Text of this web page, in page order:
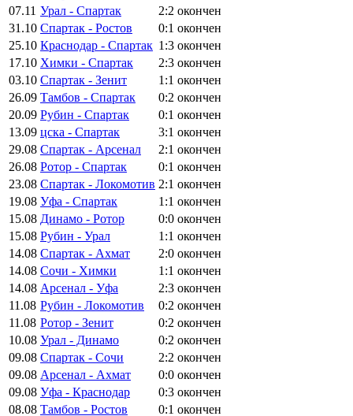
07.11 Урал - Спартак 2:2 окончен
31.10 Спартак - Ростов 0:1 окончен
25.10 Краснодар - Спартак 1:3 окончен
17.10 Химки - Спартак 2:3 окончен
03.10 Спартак - Зенит 1:1 окончен
26.09 Тамбов - Спартак 0:2 окончен
20.09 Рубин - Спартак 0:1 окончен
13.09 цска - Спартак 3:1 окончен
29.08 Спартак - Арсенал 2:1 окончен
26.08 Ротор - Спартак 0:1 окончен
23.08 Спартак - Локомотив 2:1 окончен
19.08 Уфа - Спартак 1:1 окончен
15.08 Динамо - Ротор 0:0 окончен
15.08 Рубин - Урал 1:1 окончен
14.08 Спартак - Ахмат 2:0 окончен
14.08 Сочи - Химки 1:1 окончен
14.08 Арсенал - Уфа 2:3 окончен
11.08 Рубин - Локомотив 0:2 окончен
11.08 Ротор - Зенит 0:2 окончен
10.08 Урал - Динамо 0:2 окончен
09.08 Спартак - Сочи 2:2 окончен
09.08 Арсенал - Ахмат 0:0 окончен
09.08 Уфа - Краснодар 0:3 окончен
08.08 Тамбов - Ростов 0:1 окончен